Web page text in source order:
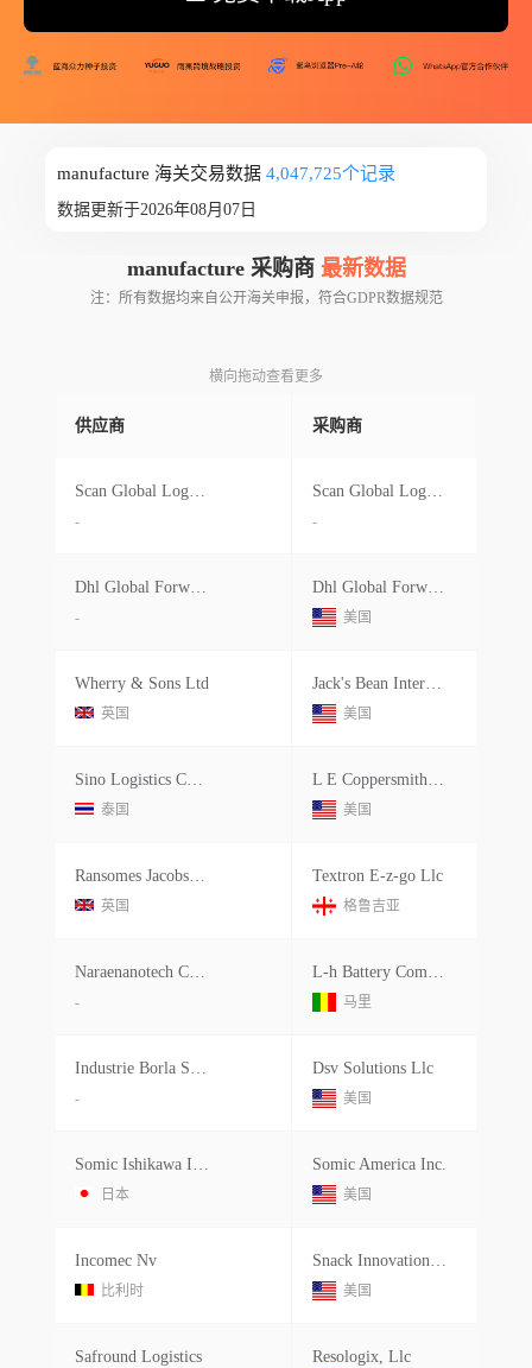
manufacture 海关交易数据 4,047,725个记录
数据更新于2026年08月07日
manufacture 采购商 最新数据
注：所有数据均来自公开海关申报，符合GDPR数据规范
横向拖动查看更多
供应商 采购商
Scan Global Logistics Italy S.r.l.
-
Scan Global Logistics
-
Dhl Global Forwarding Italy Spa As
-
Dhl Global Forwarding
美国
Wherry & Sons Ltd
英国
Jack's Bean International
美国
Sino Logistics Corporation
泰国
L E Coppersmith Inc.
美国
Ransomes Jacobsen Ltd
英国
Textron E-z-go Llc
格鲁吉亚
Naraenanotech Corporation
-
L-h Battery Company, Inc.
马里
Industrie Borla S.p.a.
-
Dsv Solutions Llc
美国
Somic Ishikawa Inc.
日本
Somic America Inc.
美国
Incomec Nv
比利时
Snack Innovations Inc
美国
Safround Logistics Resologix, Llc